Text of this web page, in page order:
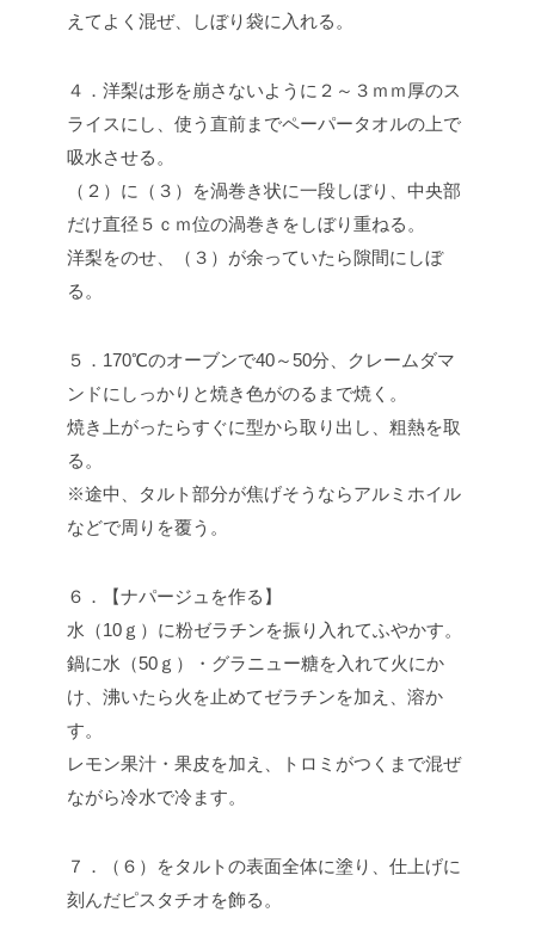
えてよく混ぜ、しぼり袋に入れる。
４．洋梨は形を崩さないように２～３ｍｍ厚のス
ライスにし、使う直前までペーパータオルの上で
吸水させる。
（２）に（３）を渦巻き状に一段しぼり、中央部
だけ直径５ｃｍ位の渦巻きをしぼり重ねる。
洋梨をのせ、（３）が余っていたら隙間にしぼ
る。
５．170℃のオーブンで40～50分、クレームダマ
ンドにしっかりと焼き色がのるまで焼く。
焼き上がったらすぐに型から取り出し、粗熱を取
る。
※途中、タルト部分が焦げそうならアルミホイル
などで周りを覆う。
６．【ナパージュを作る】
水（10ｇ）に粉ゼラチンを振り入れてふやかす。
鍋に水（50ｇ）・グラニュー糖を入れて火にか
け、沸いたら火を止めてゼラチンを加え、溶か
す。
レモン果汁・果皮を加え、トロミがつくまで混ぜ
ながら冷水で冷ます。
７．（６）をタルトの表面全体に塗り、仕上げに
刻んだピスタチオを飾る。